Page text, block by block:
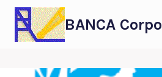
BANCA